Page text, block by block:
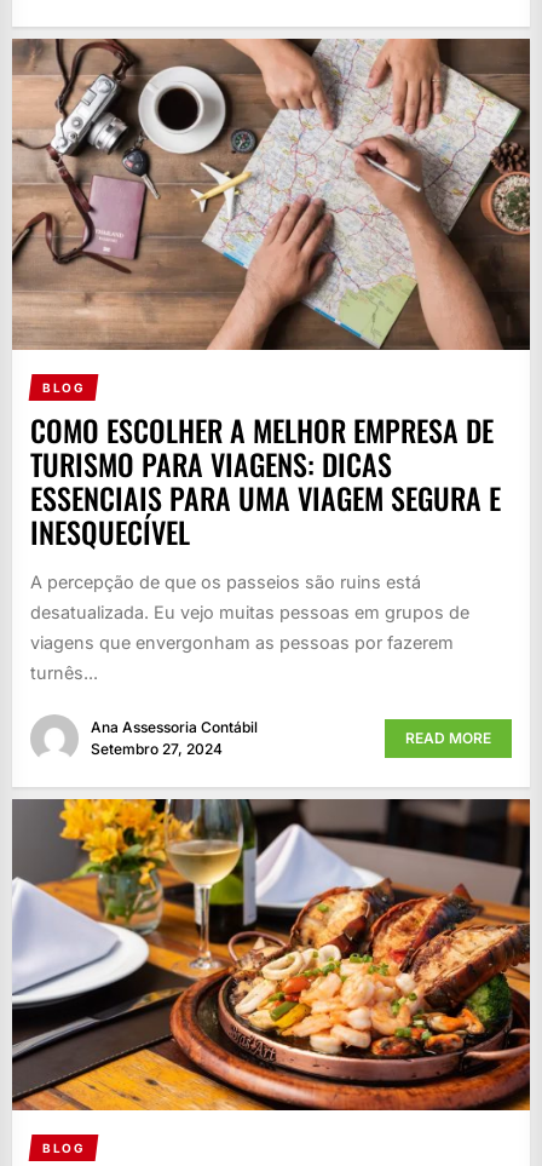
BLOG
COMO ESCOLHER A MELHOR EMPRESA DE
TURISMO PARA VIAGENS: DICAS
ESSENCIAIS PARA UMA VIAGEM SEGURA E
INESQUECÍVEL
A percepção de que os passeios são ruins está
desatualizada. Eu vejo muitas pessoas em grupos de
viagens que envergonham as pessoas por fazerem
turnês...
Ana Assessoria Contábil
Setembro 27, 2024
READ MORE
BLOG